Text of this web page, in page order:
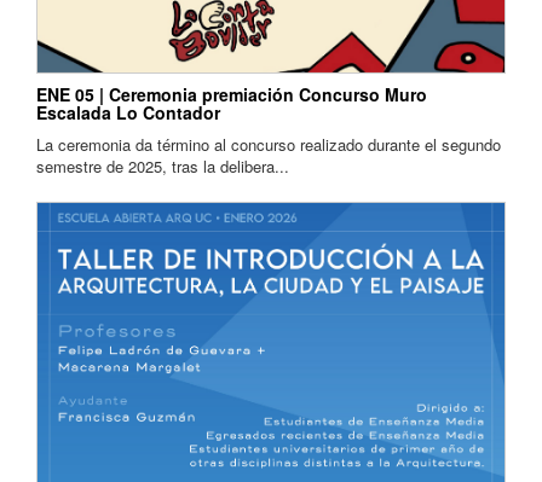
ENE 05 | Ceremonia premiación Concurso Muro
Escalada Lo Contador
La ceremonia da término al concurso realizado durante el segundo
semestre de 2025, tras la delibera...